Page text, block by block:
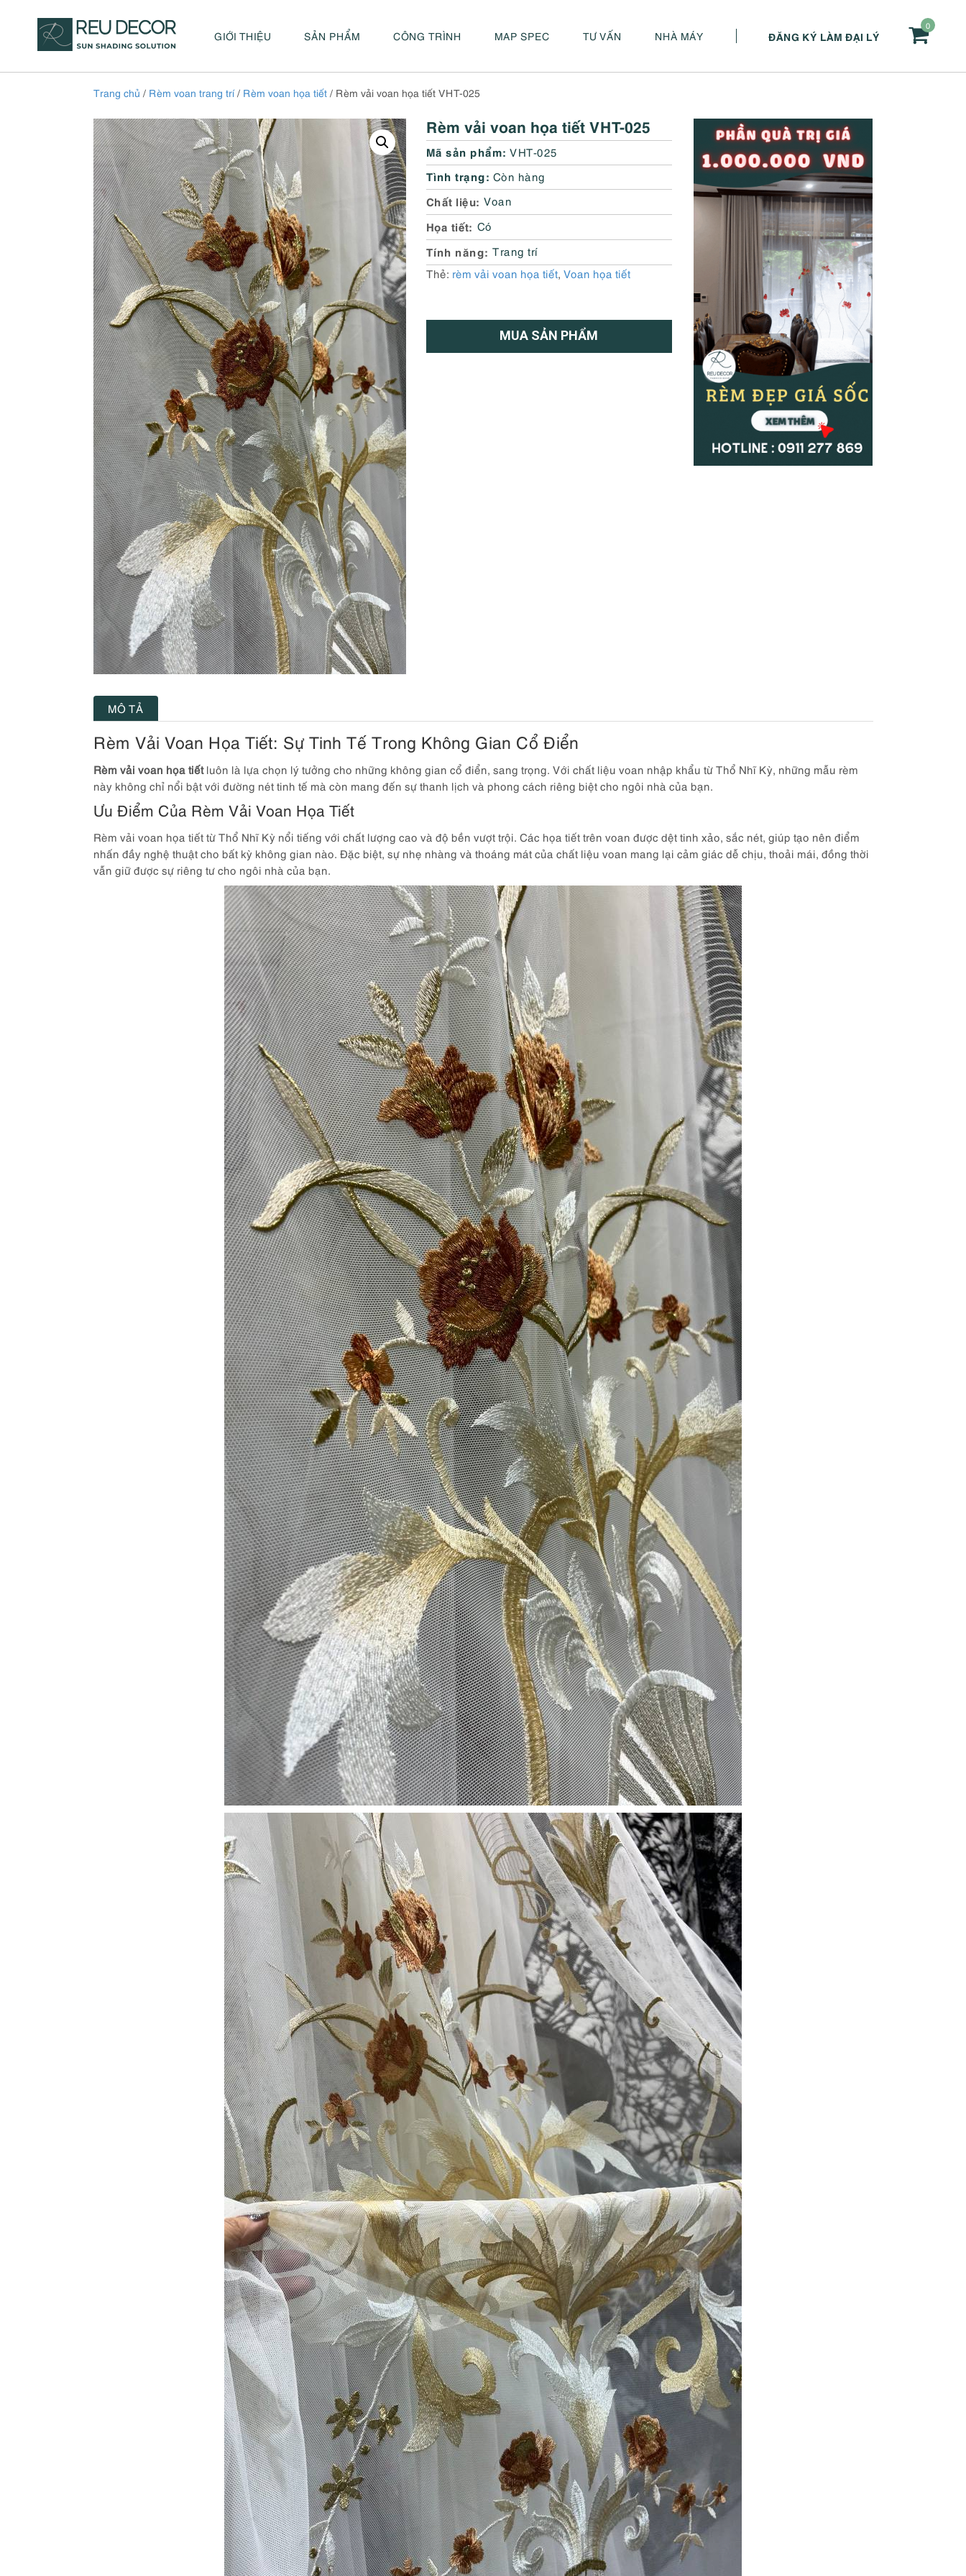
0
ĐĂNG KÝ LÀM ĐẠI LÝ
GIỚI THIỆU SẢN PHẨM CÔNG TRÌNH MAP SPEC TƯ VẤN NHÀ MÁY
Trang chủ / Rèm voan trang trí/ Rèm voan họa tiết/ Rèm vải voan họa tiết VHT-025
Rèm vải voan họa tiết VHT-025
Mã sản phẩm: VHT-025
Tình trạng: Còn hàng
Chất liệu Voan
Họa tiết Có
Tính năng
Trang trí
Thẻ: rèm vải voan họa tiết, Voan họa tiết
MUA SẢN PHẨM
MÔ TẢ
Rèm Vải Voan Họa Tiết: Sự Tinh Tế Trong Không Gian Cổ Điển
Rèm vải voan họa tiếtluôn là lựa chọn lý tưởng cho những không gian cổ điển, sang trọng. Với chất liệu voan nhập khẩu từ Thổ Nhĩ Kỳ, những mẫu rèm
này không chỉ nổi bật với đường nét tinh tế mà còn mang đến sự thanh lịch và phong cách riêng biệt cho ngôi nhà của bạn.
Ưu Điểm Của Rèm Vải Voan Họa Tiết
Rèm vải voan họa tiết từ Thổ Nhĩ Kỳ nổi tiếng với chất lượng cao và độ bền vượt trội. Các họa tiết trên voan được dệt tinh xảo, sắc nét, giúp tạo nên điểm
nhấn đầy nghệ thuật cho bất kỳ không gian nào. Đặc biệt, sự nhẹ nhàng và thoáng mát của chất liệu voan mang lại cảm giác dễ chịu, thoải mái, đồng thời
vẫn giữ được sự riêng tư cho ngôi nhà của bạn.